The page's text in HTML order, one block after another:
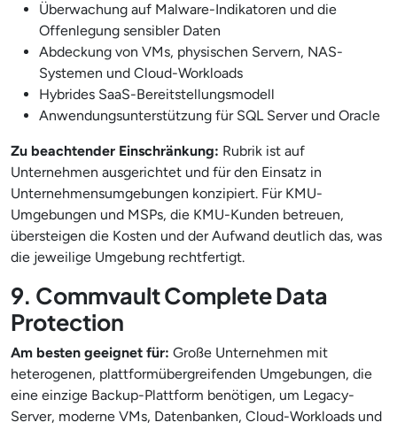
Überwachung auf Malware-Indikatoren und die
Offenlegung sensibler Daten
Abdeckung von VMs, physischen Servern, NAS-
Systemen und Cloud-Workloads
Hybrides SaaS-Bereitstellungsmodell
Anwendungsunterstützung für SQL Server und Oracle
Zu beachtender Einschränkung: Rubrik ist auf
Unternehmen ausgerichtet und für den Einsatz in
Unternehmensumgebungen konzipiert. Für KMU-
Umgebungen und MSPs, die KMU-Kunden betreuen,
übersteigen die Kosten und der Aufwand deutlich das, was
die jeweilige Umgebung rechtfertigt.
9. Commvault Complete Data
Protection
Am besten geeignet für: Große Unternehmen mit
heterogenen, plattformübergreifenden Umgebungen, die
eine einzige Backup-Plattform benötigen, um Legacy-
Server, moderne VMs, Datenbanken, Cloud-Workloads und